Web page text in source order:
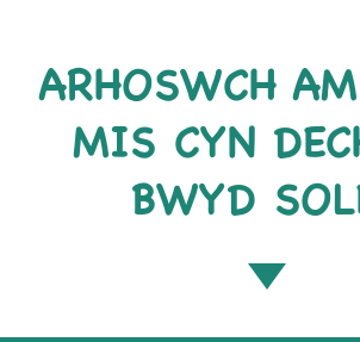
ARHOSWCH
MIS CYN
BWYD